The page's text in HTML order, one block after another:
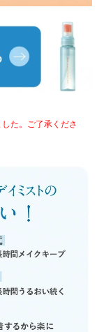
た。ご了承くださ